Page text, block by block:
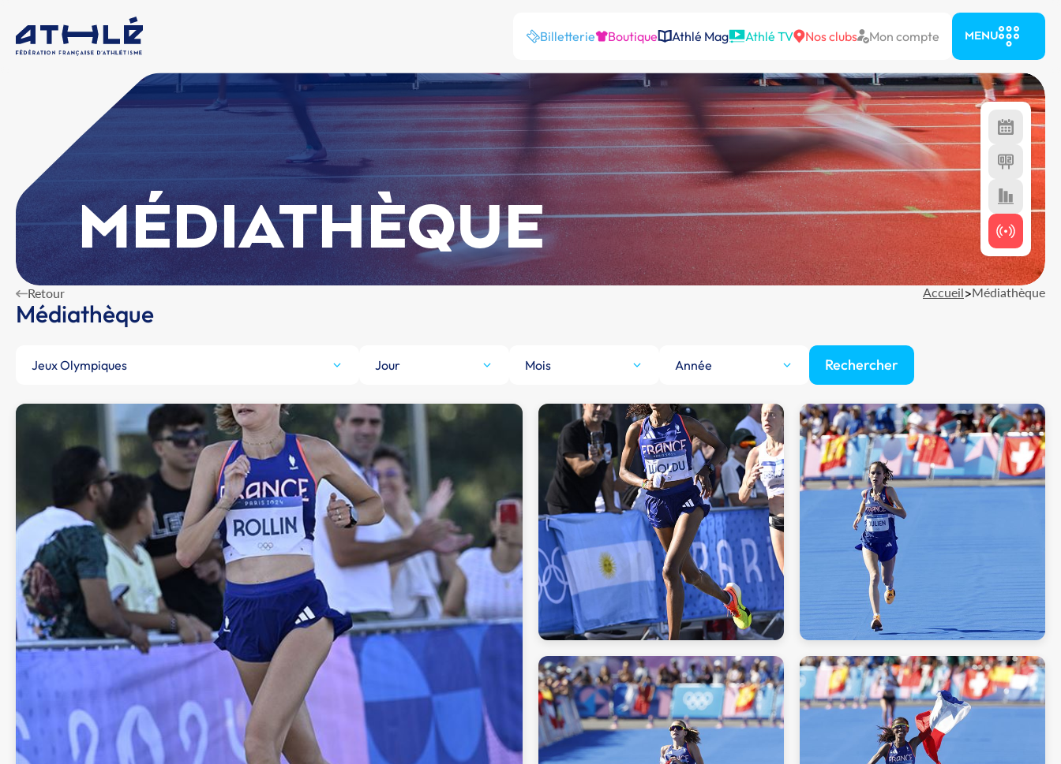
Billetterie Boutique Athlé Mag Athlé TV Nos clubs Mon compte MENU
MÉDIATHÈQUE
Retour Accueil>Médiathèque
Médiathèque
Jeux Olympiques Jour Mois Année Rechercher